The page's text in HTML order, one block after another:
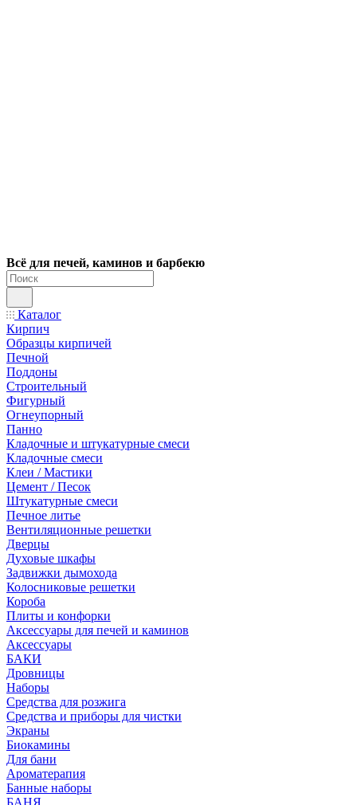
Всё для печей, каминов и барбекю
Каталог
Кирпич
Образцы кирпичей
Печной
Поддоны
Строительный
Фигурный
Огнеупорный
Панно
Кладочные и штукатурные смеси
Кладочные смеси
Клеи / Мастики
Цемент / Песок
Штукатурные смеси
Печное литье
Вентиляционные решетки
Дверцы
Духовые шкафы
Задвижки дымохода
Колосниковые решетки
Короба
Плиты и конфорки
Аксессуары для печей и каминов
Аксессуары
БАКИ
Дровницы
Наборы
Средства для розжига
Средства и приборы для чистки
Экраны
Биокамины
Для бани
Ароматерапия
Банные наборы
БАНЯ